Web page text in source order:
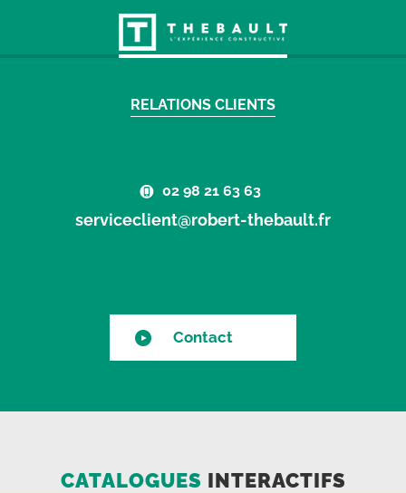
RELATIONS CLIENTS
02 98 21 63 63
serviceclient@robert-thebault.fr
Contact
CATALOGUES INTERACTIFS